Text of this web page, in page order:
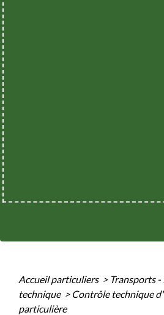
Accueil particuliers > Transports
technique > Contrôle technique
particulière